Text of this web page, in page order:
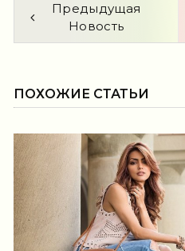
Предыдущая
Новость
ПОХОЖИЕ СТАТЬИ